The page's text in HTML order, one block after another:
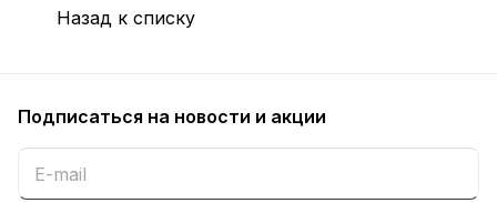
Назад к списку
Подписаться на новости и акции